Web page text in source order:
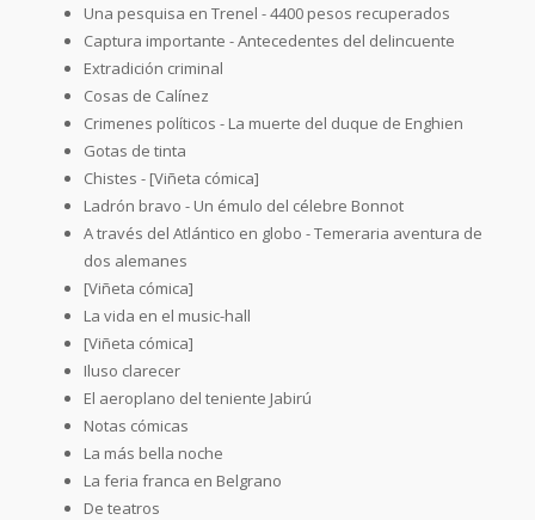
Una pesquisa en Trenel - 4400 pesos recuperados
Captura importante - Antecedentes del delincuente
Extradición criminal
Cosas de Calínez
Crimenes políticos - La muerte del duque de Enghien
Gotas de tinta
Chistes - [Viñeta cómica]
Ladrón bravo - Un émulo del célebre Bonnot
A través del Atlántico en globo - Temeraria aventura de
dos alemanes
[Viñeta cómica]
La vida en el music-hall
[Viñeta cómica]
Iluso clarecer
El aeroplano del teniente Jabirú
Notas cómicas
La más bella noche
La feria franca en Belgrano
De teatros